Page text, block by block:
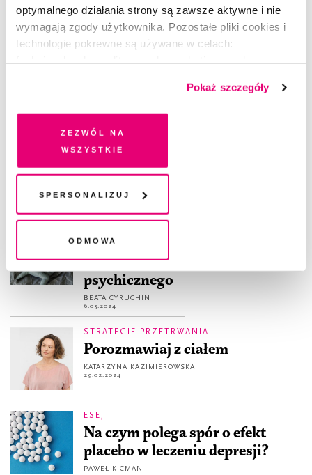
optymalnego działania strony są zawsze aktywne i nie
wymagają zgody użytkownika. Pozostałe pliki cookies i
technologie pokrewne są używane w celach:
dobrowolną zgodę na pliki cookies i technologie
pokrewne, zgadzasz się na przechowywanie informacji
na Twoim urządzeniu końcowym lub dostęp do niego i
przetwarzanie danych. Zgodę na wszystkie lub niektóre
chwili wycofać lub ponowić w zakładce "Ustawienia
plików cookie". Wycofanie zgody nie wpływa na
legalność przetwarzania danych przed jej wycofaniem
Pokaż szczegóły
Zezwól na
wszystkie
Spersonalizuj
Odmowa
ROZMOWY Z K.
Droga K.! Czy można się odciąć
psychicznie od innych ludzi?
rękach. Fragment książki
„Tańcząc. Rozmowy o kryzysie i
przemianie”
BARTŁOMIEJ DOBROCZYŃSKI
Przeszycie przeżycia. O
wychodzeniu z kryzysu
psychicznego
BEATA CYRUCHIN
6.03.2024
STRATEGIE PRZETRWANIA
Porozmawiaj z ciałem
KATARZYNA KAZIMIEROWSKA
29.02.2024
ESEJ
Na czym polega spór o efekt
placebo w leczeniu depresji?
PAWEŁ KICMAN